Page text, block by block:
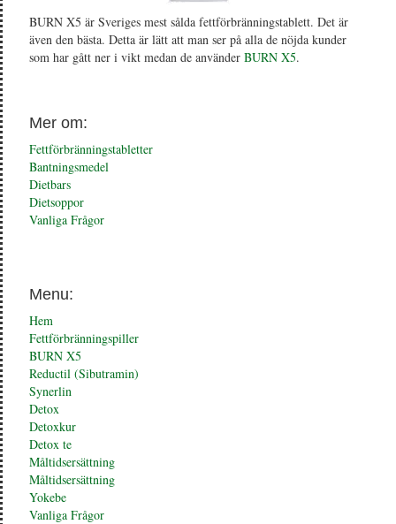
BURN X5 är Sveriges mest sålda fettförbränningstablett. Det är
även den bästa. Detta är lätt att man ser på alla de nöjda kunder
som har gått ner i vikt medan de använder BURN X5.
Mer om:
Fettförbränningstabletter
Bantningsmedel
Dietbars
Dietsoppor
Vanliga Frågor
Menu:
Hem
Fettförbränningspiller
BURN X5
Reductil (Sibutramin)
Synerlin
Detox
Detoxkur
Detox te
Måltidsersättning
Måltidsersättning
Yokebe
Vanliga Frågor